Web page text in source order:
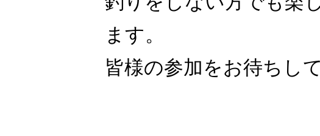
ます。
皆様の参加をお待ちし